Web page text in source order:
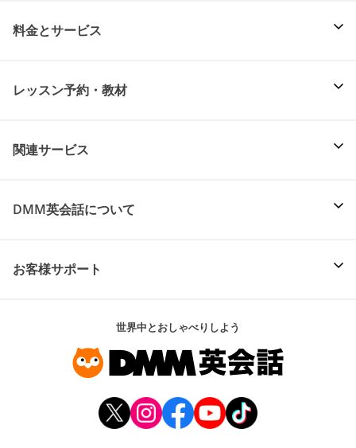
料金とサービス
レッスン予約・教材
関連サービス
DMM英会話について
お客様サポート
世界中とおしゃべりしよう